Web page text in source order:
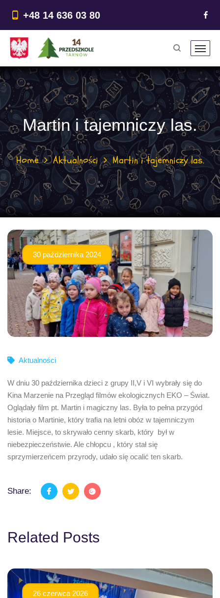
treści
+48 14 636 03 80
Martin i tajemniczy las.
Home Aktualności Martin i tajemniczy las.
30 października 2024
Aktualności
W dniu 30 października dzieci z grupy II,V i VI wybrały się do
Kina Marzenie na Przegląd filmów ekologicznych EKO – Świat.
Oglądały film pt. Martin i magiczny las. Była to pełna przygód
historia o Martinie, który trafia na letni obóz w tajemniczym
lesie. Miejsce, to skrywało cenny skarb, który był w
niebezpieczeństwie. Ale chłopcu , który stał się
sprzymierzeńcem przyrody, udało się ocalić ten skarb.
Share:
Related Posts
26 czerwca 2026